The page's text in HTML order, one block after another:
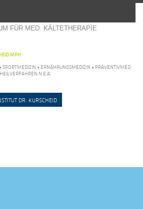
FÜR MED. KÄLTETHERAPIE
MPH
SPORTMEDIZIN • ERNÄHRUNGSMEDIZIN • PRÄVENTIVMED.
N.E.A.
DR. KURSCHEID